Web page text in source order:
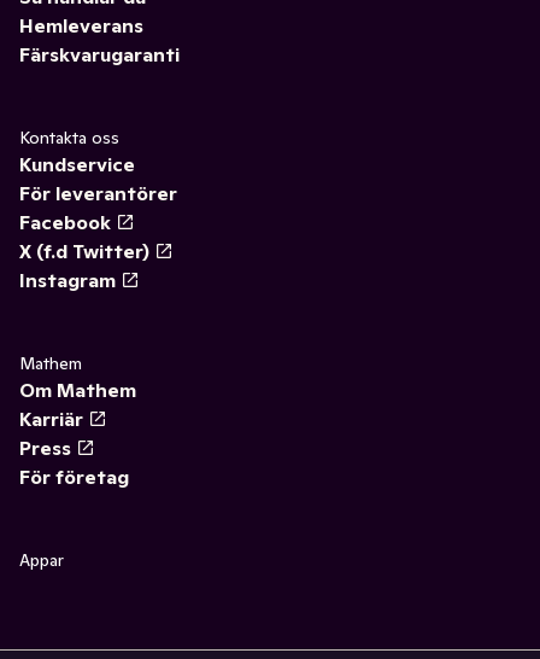
Hemleverans
Färskvarugaranti
Kontakta oss
Kundservice
För leverantörer
Facebook
X (f.d Twitter)
Instagram
Mathem
Om Mathem
Karriär
Press
För företag
Appar